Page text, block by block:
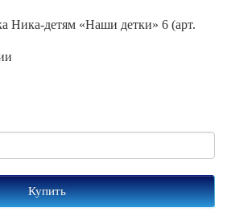
Ника-детям «Наши детки» 6 (арт.
Купить